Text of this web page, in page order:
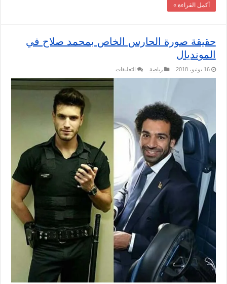
أكمل القراءة »
حقيقة صورة الحارس الخاص بمحمد صلاح في
المونديال
16 يونيو، 2018 رياضة التعليقات
صورة
الحارس
مغلقة